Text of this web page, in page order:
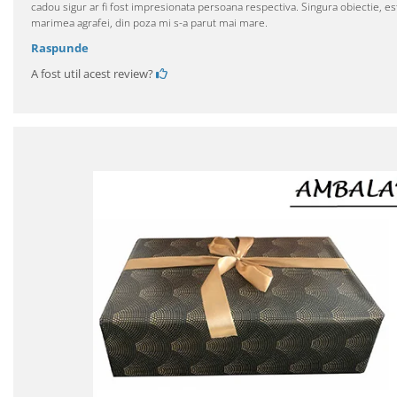
cadou sigur ar fi fost impresionata persoana respectiva. Singura obiectie,
marimea agrafei, din poza mi s-a parut mai mare.
Raspunde
A fost util acest review?